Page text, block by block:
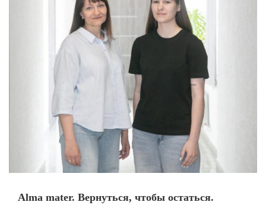
Alma mater. Вернуться, чтобы остаться.